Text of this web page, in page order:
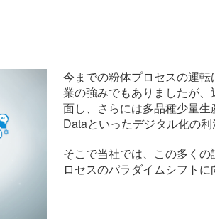
今までの粉体プロセスの運
業の強みでもありましたが
面し、さらには多品種少量
Dataといったデジタル化の
そこで当社では、この多く
ロセスのパラダイムシフト